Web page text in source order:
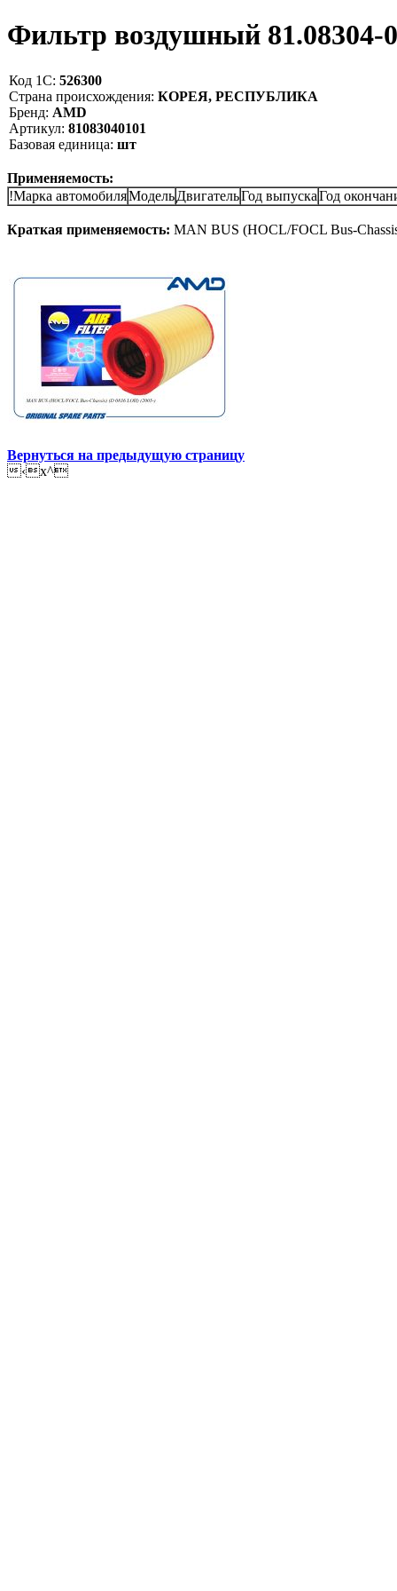
Фильтр воздушный 81.08304-
Код 1С: 526300
Страна происхождения: КОРЕЯ, РЕСПУБЛИКА
Бренд: AMD
Артикул: 81083040101
Базовая единица: шт
Применяемость:
!Марка автомобиляМодельДвигательГод выпускаГод
Краткая применяемость: MAN BUS (HOCL/FOCL Bus-
Вернуться на предыдущую страницу
‹x^